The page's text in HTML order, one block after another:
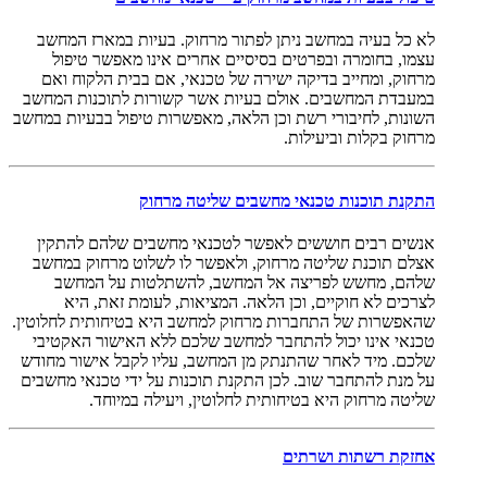
לא כל בעיה במחשב ניתן לפתור מרחוק. בעיות במארז המחשב
עצמו, בחומרה ובפרטים בסיסיים אחרים אינו מאפשר טיפול
מרחוק, ומחייב בדיקה ישירה של טכנאי, אם בבית הלקוח ואם
במעבדת המחשבים. אולם בעיות אשר קשורות לתוכנות המחשב
השונות, לחיבורי רשת וכן הלאה, מאפשרות טיפול בבעיות במחשב
מרחוק בקלות וביעילות.
התקנת תוכנות טכנאי מחשבים שליטה מרחוק
אנשים רבים חוששים לאפשר לטכנאי מחשבים שלהם להתקין
אצלם תוכנת שליטה מרחוק, ולאפשר לו לשלוט מרחוק במחשב
שלהם, מחשש לפריצה אל המחשב, להשתלטות על המחשב
לצרכים לא חוקיים, וכן הלאה. המציאות, לעומת זאת, היא
שהאפשרות של התחברות מרחוק למחשב היא בטיחותית לחלוטין.
טכנאי אינו יכול להתחבר למחשב שלכם ללא האישור האקטיבי
שלכם. מיד לאחר שהתנתק מן המחשב, עליו לקבל אישור מחודש
על מנת להתחבר שוב. לכן התקנת תוכנות על ידי טכנאי מחשבים
שליטה מרחוק היא בטיחותית לחלוטין, ויעילה במיוחד.
אחזקת רשתות ושרתים